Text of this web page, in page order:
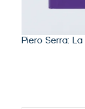
Piero Serra: